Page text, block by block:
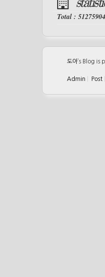
Total : 51275904
도아’s Blog is
Admin Post